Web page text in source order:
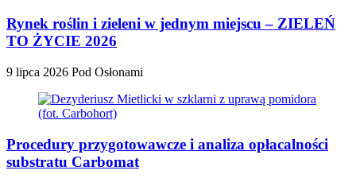
Rynek roślin i zieleni w jednym miejscu – ZIELEŃ
TO ŻYCIE 2026
9 lipca 2026 Pod Osłonami
Procedury przygotowawcze i analiza opłacalności
substratu Carbomat